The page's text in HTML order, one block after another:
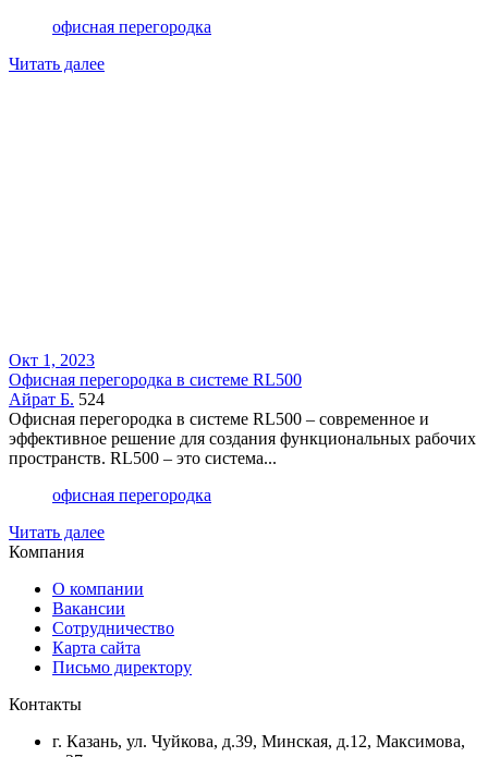
офисная перегородка
Читать далее
Окт 1, 2023
Офисная перегородка в системе RL500
Айрат Б. 524
Офисная перегородка в системе RL500 – современное и
эффективное решение для создания функциональных рабочих
пространств. RL500 – это система...
офисная перегородка
Читать далее
Компания
О компании
Вакансии
Сотрудничество
Карта сайта
Письмо директору
Контакты
г. Казань, ул. Чуйкова, д.39, Минская, д.12, Максимова,